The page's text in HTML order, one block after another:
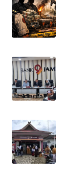
WN
NTB
WN
SULTENG
WN
SULBAR
WN
BABEL
WN